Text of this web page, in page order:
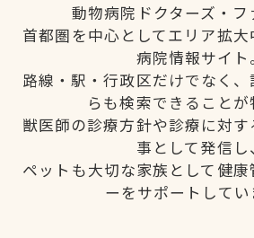
動物病院ドクターズ・フ
首都圏を中心としてエリア拡
病院情報サイト
路線・駅・行政区だけでなく
らも検索できることが
獣医師の診療方針や診療に対
事として発信し、
ペットも大切な家族として健
ーをサポートしてい